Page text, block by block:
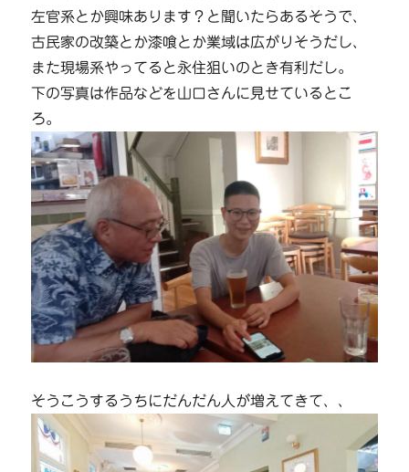
左官系とか興味あります？と聞いたらあるそうで、
古民家の改築とか漆喰とか業域は広がりそうだし、
また現場系やってると永住狙いのとき有利だし。
下の写真は作品などを山口さんに見せているとこ
ろ。
そうこうするうちにだんだん人が増えてきて、、